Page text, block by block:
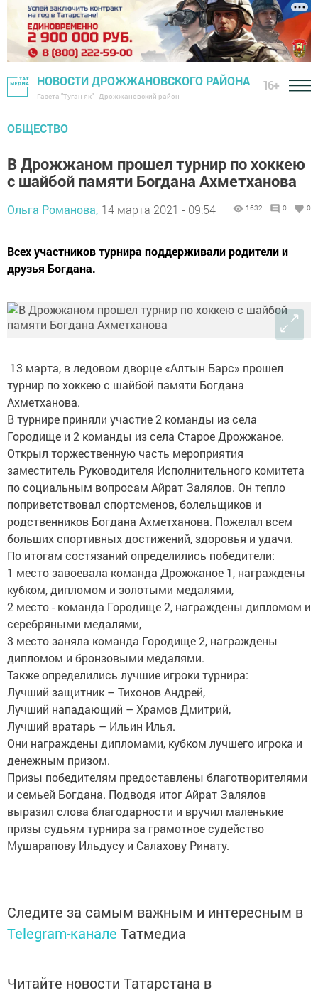
НОВОСТИ ДРОЖЖАНОВСКОГО РАЙОНА
Газета "Туган як" - Дрожжановский район
16+
ОБЩЕСТВО
В Дрожжаном прошел турнир по хоккею
с шайбой памяти Богдана Ахметханова
Ольга Романова, 14 марта 2021 - 09:54 1632 0 0
Всех участников турнира поддерживали родители и
друзья Богдана.
13 марта, в ледовом дворце «Алтын Барс» прошел
турнир по хоккею с шайбой памяти Богдана
Ахметханова.
В турнире приняли участие 2 команды из села
Городище и 2 команды из села Старое Дрожжаное.
Открыл торжественную часть мероприятия
заместитель Руководителя Исполнительного комитета
по социальным вопросам Айрат Залялов. Он тепло
поприветствовал спортсменов, болельщиков и
родственников Богдана Ахметханова. Пожелал всем
больших спортивных достижений, здоровья и удачи.
По итогам состязаний определились победители:
1 место завоевала команда Дрожжаное 1, награждены
кубком, дипломом и золотыми медалями,
2 место - команда Городище 2, награждены дипломом и
серебряными медалями,
3 место заняла команда Городище 2, награждены
дипломом и бронзовыми медалями.
Также определились лучшие игроки турнира:
Лучший защитник – Тихонов Андрей,
Лучший нападающий – Храмов Дмитрий,
Лучший вратарь – Ильин Илья.
Они награждены дипломами, кубком лучшего игрока и
денежным призом.
Призы победителям предоставлены благотворителями
и семьей Богдана. Подводя итог Айрат Залялов
выразил слова благодарности и вручил маленькие
призы судьям турнира за грамотное судейство
Мушарапову Ильдусу и Салахову Ринату.
Следите за самым важным и интересным в
Telegram-канале Татмедиа
Читайте новости Татарстана в